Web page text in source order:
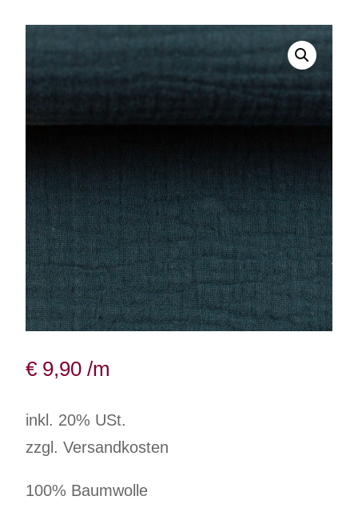
€ 9,90 /m
inkl. 20% USt.
zzgl. Versandkosten
100% Baumwolle